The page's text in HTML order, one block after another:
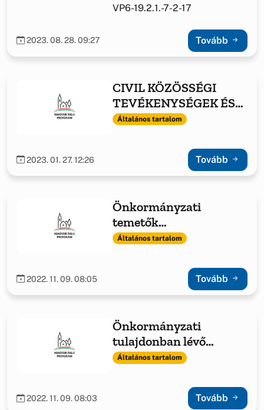
VP6-19.2.1.-7-2-17
2023. 08. 28. 09:27 Tovább
CIVIL KÖZÖSSÉGI
TEVÉKENYSÉGEK ÉS
FELTÉTELEINEK
Általános tartalom
2023. 01. 27. 12:26 Tovább
Önkormányzati
temetők
infrastrukturális
Általános tartalom
2022. 11. 09. 08:05 Tovább
Önkormányzati
tulajdonban lévő
ingatlanok fejlesztése
Általános tartalom
2022. 11. 09. 08:03 Tovább